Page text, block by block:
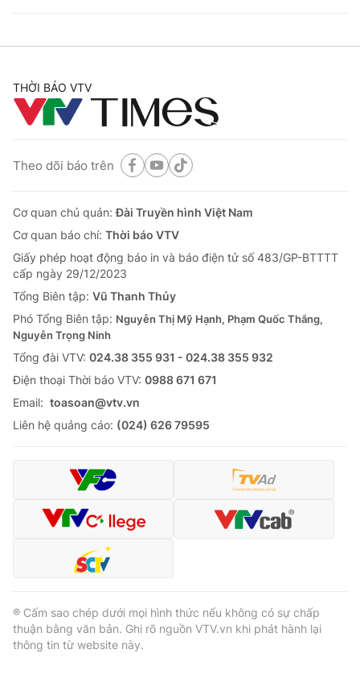
THỜI BÁO VTV
Theo dõi báo trên
Cơ quan chủ quản:Đài Truyền hình Việt Nam
Cơ quan báo chí: Thời báo VTV
Giấy phép hoạt động báo in và báo điện tử số 483/GP-BTTTT
cấp ngày 29/12/2023
Tổng Biên tập: Vũ Thanh Thủy
Phó Tổng Biên tập: Nguyễn Thị Mỹ Hạnh, Phạm Quốc Thắng,
Nguyễn Trọng Ninh
Tổng đài VTV: 024.38 355 931 - 024.38 355 932
Ðiện thoại Thời báo VTV: 0988 671 671
Email: toasoan@vtv.vn
Liên hệ quảng cáo: (024) 626 79595
® Cấm sao chép dưới mọi hình thức nếu không có sự chấp
thuận bằng văn bản. Ghi rõ nguồn VTV.vn khi phát hành lại
thông tin từ website này.